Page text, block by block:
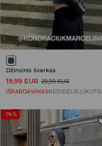
Džinsinis švarkas
19,99 EUR 29,99 EUR
IŠPARDAVIMASNEDIDELIS LIKUTIS
-74%